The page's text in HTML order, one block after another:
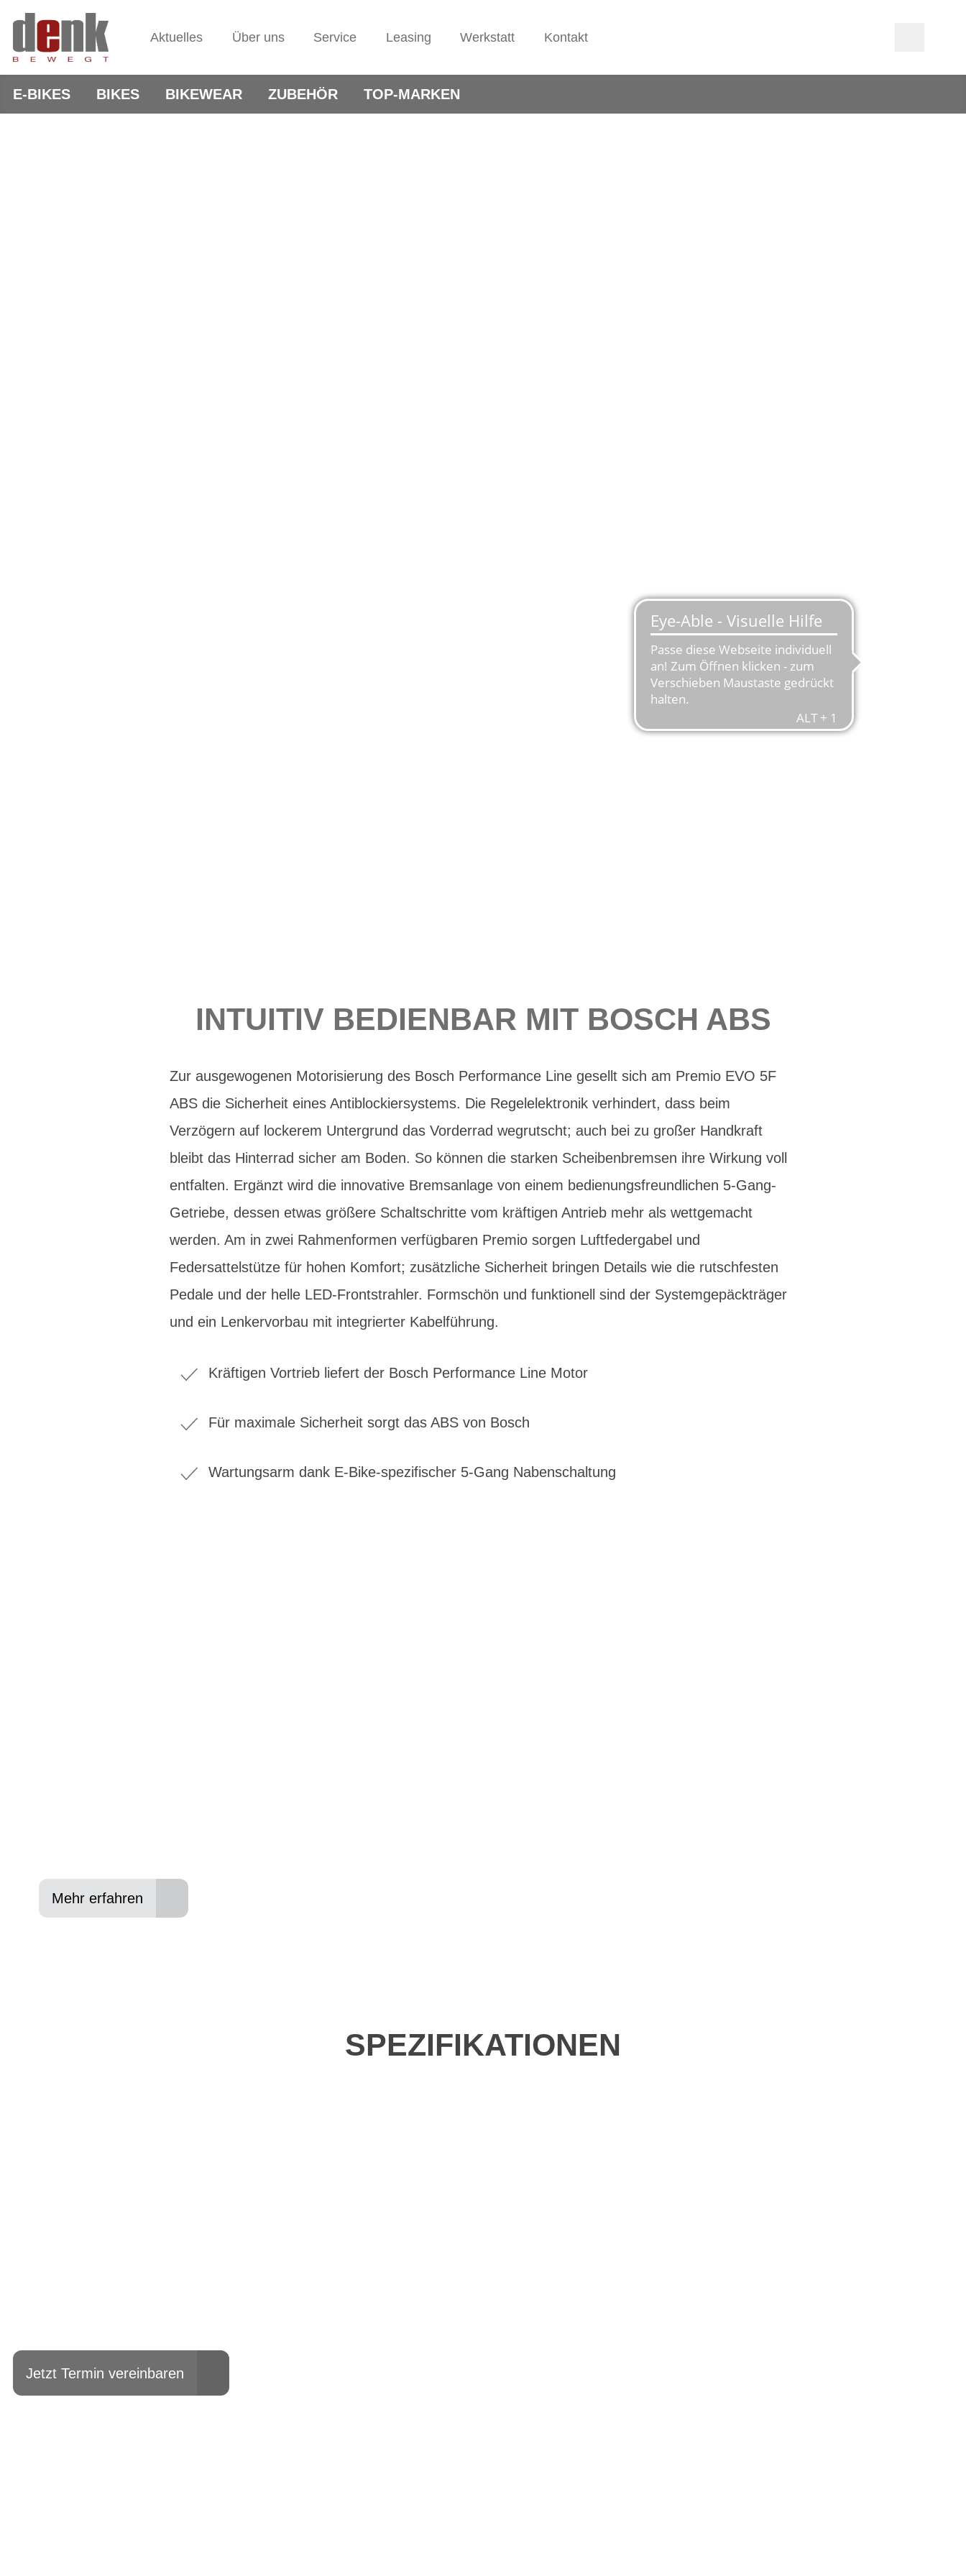
Aktuelles Über uns Service Leasing Werkstatt Kontakt
E-BIKES BIKES BIKEWEAR ZUBEHÖR TOP-MARKEN
INTUITIV BEDIENBAR MIT BOSCH ABS
Zur ausgewogenen Motorisierung des Bosch Performance Line gesellt sich am Premio EVO 5F
ABS die Sicherheit eines Antiblockiersystems. Die Regelelektronik verhindert, dass beim
Verzögern auf lockerem Untergrund das Vorderrad wegrutscht; auch bei zu großer Handkraft
bleibt das Hinterrad sicher am Boden. So können die starken Scheibenbremsen ihre Wirkung voll
entfalten. Ergänzt wird die innovative Bremsanlage von einem bedienungsfreundlichen 5-Gang-
Getriebe, dessen etwas größere Schaltschritte vom kräftigen Antrieb mehr als wettgemacht
werden. Am in zwei Rahmenformen verfügbaren Premio sorgen Luftfedergabel und
Federsattelstütze für hohen Komfort; zusätzliche Sicherheit bringen Details wie die rutschfesten
Pedale und der helle LED-Frontstrahler. Formschön und funktionell sind der Systemgepäckträger
und ein Lenkervorbau mit integrierter Kabelführung.
Kräftigen Vortrieb liefert der Bosch Performance Line Motor
Für maximale Sicherheit sorgt das ABS von Bosch
Wartungsarm dank E-Bike-spezifischer 5-Gang Nabenschaltung
Mehr erfahren
SPEZIFIKATIONEN
Jetzt Termin vereinbaren